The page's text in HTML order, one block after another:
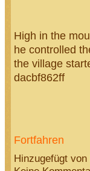
High in the
he controlled
the village
dacbf862ff
Fortfahren
Hinzugefügt von